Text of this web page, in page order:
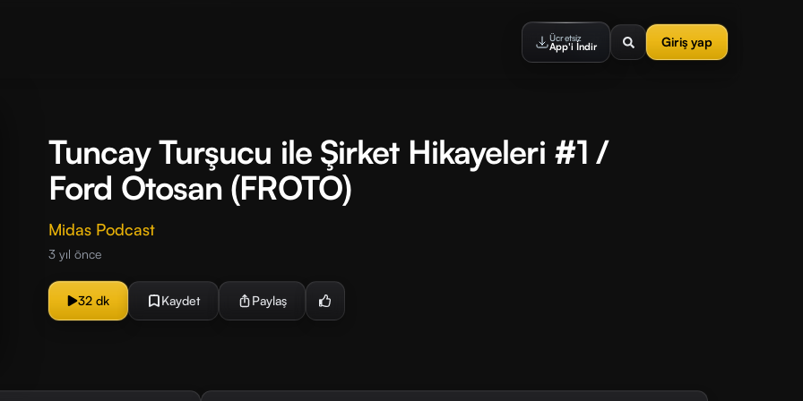
Ücretsiz
App'i İndir Giriş yap
Tuncay Turşucu ile Şirket Hikayeleri #1 /
Ford Otosan (FROTO)
Midas Podcast
3 yıl önce
32 dk Kaydet Paylaş